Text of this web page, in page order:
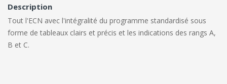
Description
Tout l'ECN avec l'intégralité du programme standardisé sous
forme de tableaux clairs et précis et les indications des rangs A,
B et C.